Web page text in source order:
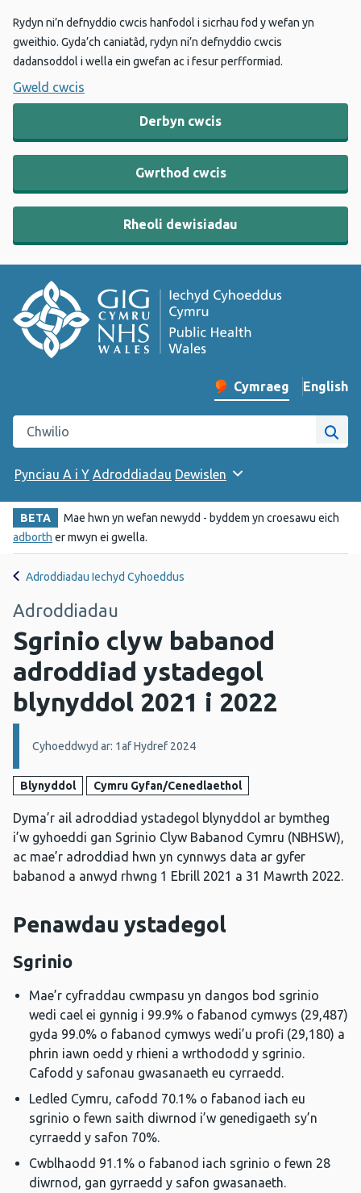
Rydyn ni’n defnyddio cwcis hanfodol i sicrhau fod y wefan yn
gweithio. Gyda’ch caniatâd, rydyn ni’n defnyddio cwcis
dadansoddol i wella ein gwefan ac i fesur perfformiad.
Gweld cwcis
Derbyn cwcis
Gwrthod cwcis
Rheoli dewisiadau
Newid iaith y wefan
Cymraeg English
–
Chwilio gwefan Iechyd Cyhoeddus Cymru
Pynciau A i Y Adroddiadau Dewislen
BETA
Mae hwn yn wefan newydd - byddem yn croesawu eich
adborth er mwyn ei gwella.
Adroddiadau Iechyd Cyhoeddus
Adroddiadau
Sgrinio clyw babanod
adroddiad ystadegol
blynyddol 2021 i 2022
Manylion:
Cyhoeddwyd ar: 1af Hydref 2024
Blynyddol Cymru Gyfan/Cenedlaethol
Dyma’r ail adroddiad ystadegol blynyddol ar bymtheg
i’w gyhoeddi gan Sgrinio Clyw Babanod Cymru (NBHSW),
ac mae’r adroddiad hwn yn cynnwys data ar gyfer
babanod a anwyd rhwng 1 Ebrill 2021 a 31 Mawrth 2022.
Penawdau ystadegol
Sgrinio
Mae’r cyfraddau cwmpasu yn dangos bod sgrinio
wedi cael ei gynnig i 99.9% o fabanod cymwys (29,487)
gyda 99.0% o fabanod cymwys wedi’u profi (29,180) a
phrin iawn oedd y rhieni a wrthododd y sgrinio.
Cafodd y safonau gwasanaeth eu cyrraedd.
Ledled Cymru, cafodd 70.1% o fabanod iach eu
sgrinio o fewn saith diwrnod i’w genedigaeth sy’n
cyrraedd y safon 70%.
Cwblhaodd 91.1% o fabanod iach sgrinio o fewn 28
diwrnod, gan gyrraedd y safon gwasanaeth.